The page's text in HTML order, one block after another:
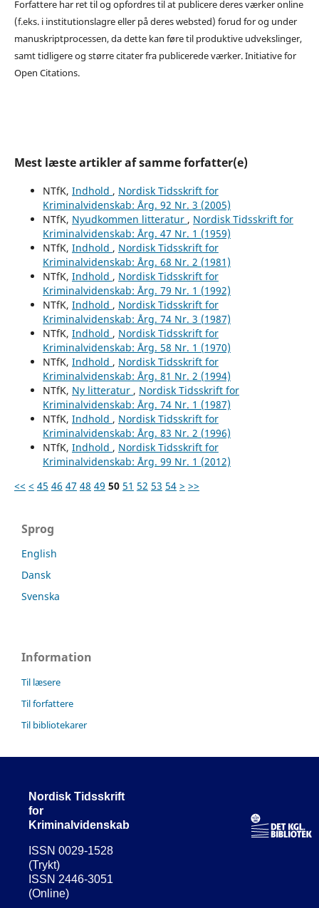
Forfattere har ret til og opfordres til at publicere deres værker online
(f.eks. i institutionslagre eller på deres websted) forud for og under
manuskriptprocessen, da dette kan føre til produktive udvekslinger,
samt tidligere og større citater fra publicerede værker. Initiative for
Open Citations.
Mest læste artikler af samme forfatter(e)
NTfK, Indhold , Nordisk Tidsskrift for
Kriminalvidenskab: Årg. 92 Nr. 3 (2005)
NTfK, Nyudkommen litteratur , Nordisk Tidsskrift for
Kriminalvidenskab: Årg. 47 Nr. 1 (1959)
NTfK, Indhold , Nordisk Tidsskrift for
Kriminalvidenskab: Årg. 68 Nr. 2 (1981)
NTfK, Indhold , Nordisk Tidsskrift for
Kriminalvidenskab: Årg. 79 Nr. 1 (1992)
NTfK, Indhold , Nordisk Tidsskrift for
Kriminalvidenskab: Årg. 74 Nr. 3 (1987)
NTfK, Indhold , Nordisk Tidsskrift for
Kriminalvidenskab: Årg. 58 Nr. 1 (1970)
NTfK, Indhold , Nordisk Tidsskrift for
Kriminalvidenskab: Årg. 81 Nr. 2 (1994)
NTfK, Ny litteratur , Nordisk Tidsskrift for
Kriminalvidenskab: Årg. 74 Nr. 1 (1987)
NTfK, Indhold , Nordisk Tidsskrift for
Kriminalvidenskab: Årg. 83 Nr. 2 (1996)
NTfK, Indhold , Nordisk Tidsskrift for
Kriminalvidenskab: Årg. 99 Nr. 1 (2012)
<< < 45 46 47 48 49 50 51 52 53 54 > >>
Sprog
English
Dansk
Svenska
Information
Til læsere
Til forfattere
Til bibliotekarer
Nordisk Tidsskrift
for
Kriminalvidenskab
ISSN 0029-1528
(Trykt)
ISSN 2446-3051
(Online)